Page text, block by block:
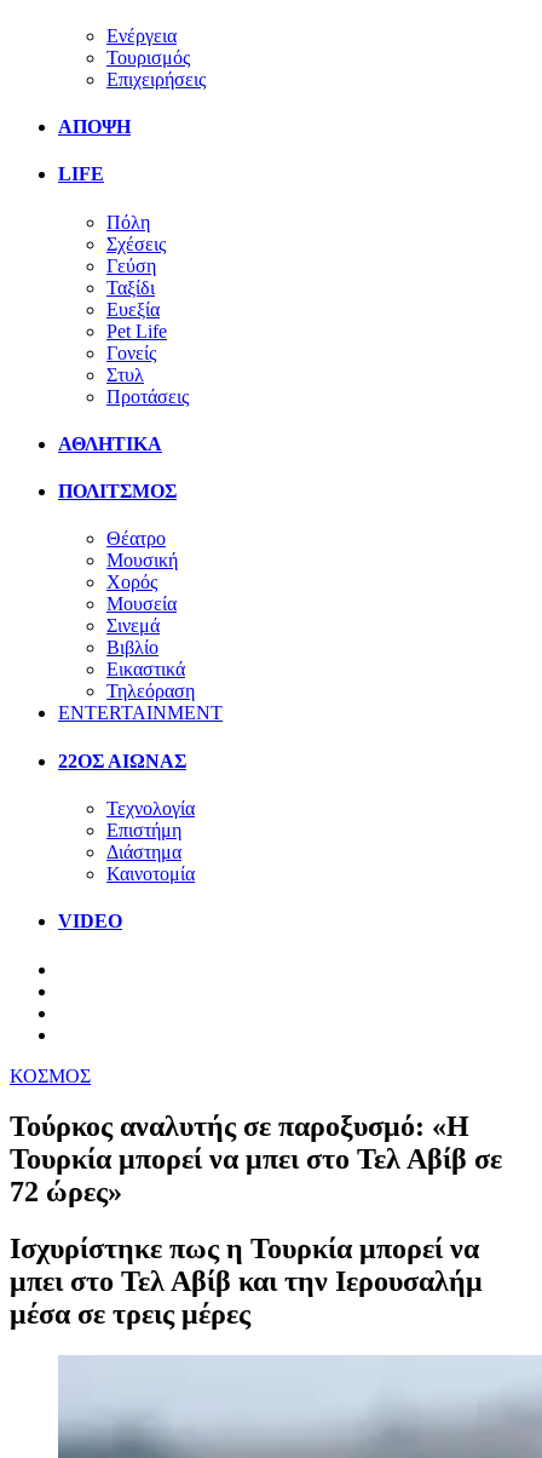
Ενέργεια
Τουρισμός
Επιχειρήσεις
ΑΠΟΨΗ
LIFE
Πόλη
Σχέσεις
Γεύση
Ταξίδι
Ευεξία
Pet Life
Γονείς
Στυλ
Προτάσεις
ΑΘΛΗΤΙΚΑ
ΠΟΛΙΤΣΜΟΣ
Θέατρο
Μουσική
Χορός
Μουσεία
Σινεμά
Βιβλίο
Εικαστικά
Τηλεόραση
ENTERTAINMENT
22ΟΣ ΑΙΩΝΑΣ
Τεχνολογία
Επιστήμη
Διάστημα
Καινοτομία
VIDEO
ΚΟΣΜΟΣ
Τούρκος αναλυτής σε παροξυσμό: «Η
Τουρκία μπορεί να μπει στο Τελ Αβίβ σε
72 ώρες»
Ισχυρίστηκε πως η Τουρκία μπορεί να
μπει στο Τελ Αβίβ και την Ιερουσαλήμ
μέσα σε τρεις μέρες